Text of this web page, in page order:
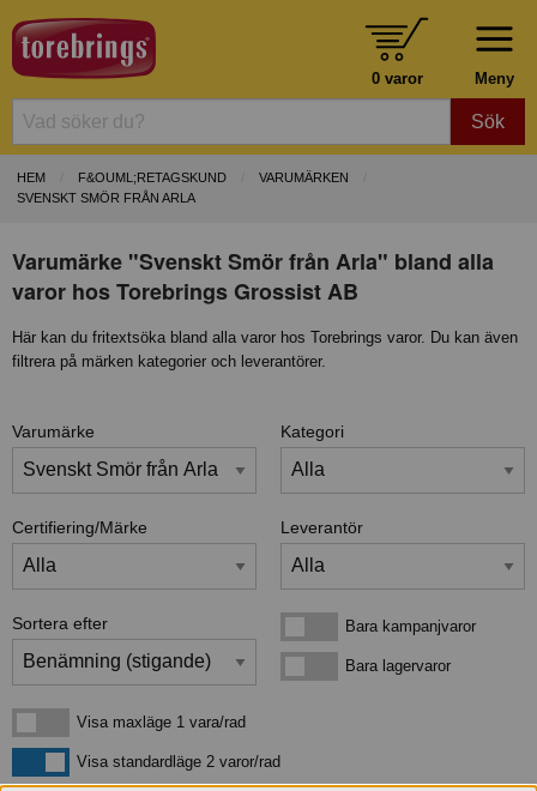
Meny
0 varor
Sök
HEM F&OUML;RETAGSKUND
VARUMÄRKEN
SVENSKT SMÖR FRÅN ARLA
Varumärke "Svenskt Smör från Arla" bland alla
varor hos Torebrings Grossist AB
Här kan du fritextsöka bland alla varor hos Torebrings varor. Du kan även
filtrera på märken kategorier och leverantörer.
Varumärke Kategori
Certifiering/Märke Leverantör
Sortera efter Bara kampanjvarorBara kampanjvaror
Bara lagervarorBara lagervaror
Visa maxläge 1 vara/rad
Visa maxläge 1 vara/rad
Visa standardlägeVisa standardläge 2 varor/rad